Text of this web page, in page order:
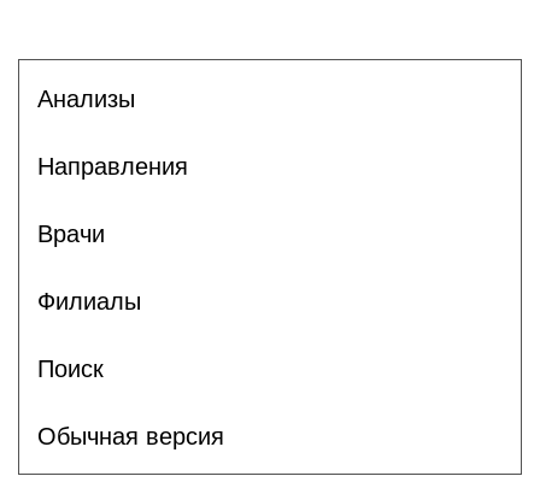
Анализы
Направления
Врачи
Филиалы
Поиск
Обычная версия